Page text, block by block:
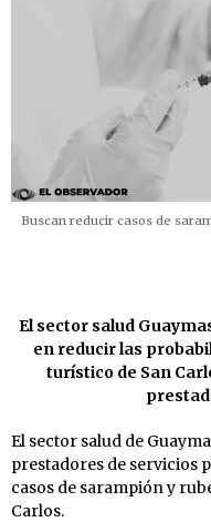
Buscan reducir casos de
El sector salud
en reducir las
turístico de San
El sector salud de
prestadores de servicios
casos de sarampión y
Carlos.